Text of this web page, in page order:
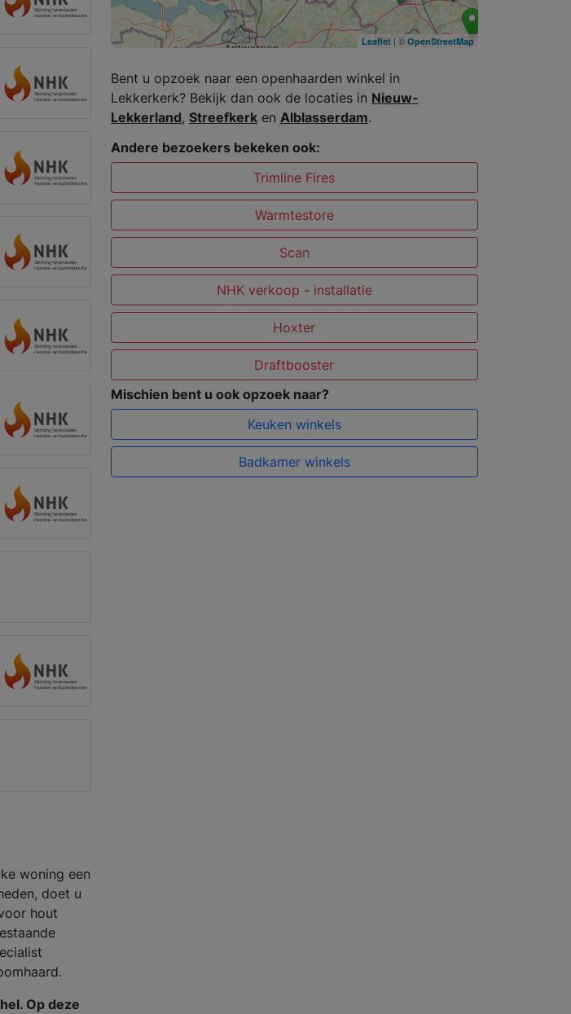
woning een
doet u
hout
Op deze
Leaflet| © OpenStreetMap
Bent u opzoek naar een openhaarden winkel in
Lekkerkerk? Bekijk dan ook de locaties in Nieuw-
Lekkerland, Streefkerken Alblasserdam.
Andere bezoekers bekeken ook:
Trimline Fires
Warmtestore
Scan
NHK verkoop - installatie
Hoxter
Draftbooster
Mischien bent u ook opzoek naar?
Keuken winkels
Badkamer winkels